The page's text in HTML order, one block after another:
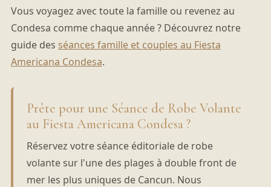
Vous voyagez avec toute la famille ou revenez au
Condesa comme chaque année ? Découvrez notre
guide des séances famille et couples au Fiesta
Americana Condesa.
Prête pour une Séance de Robe Volante
au Fiesta Americana Condesa ?
Réservez votre séance éditoriale de robe
volante sur l'une des plages à double front de
mer les plus uniques de Cancun. Nous